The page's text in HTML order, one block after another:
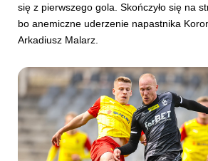
się z pierwszego gola. Skończyło się na
bo anemiczne uderzenie napastnika
Arkadiusz Malarz.